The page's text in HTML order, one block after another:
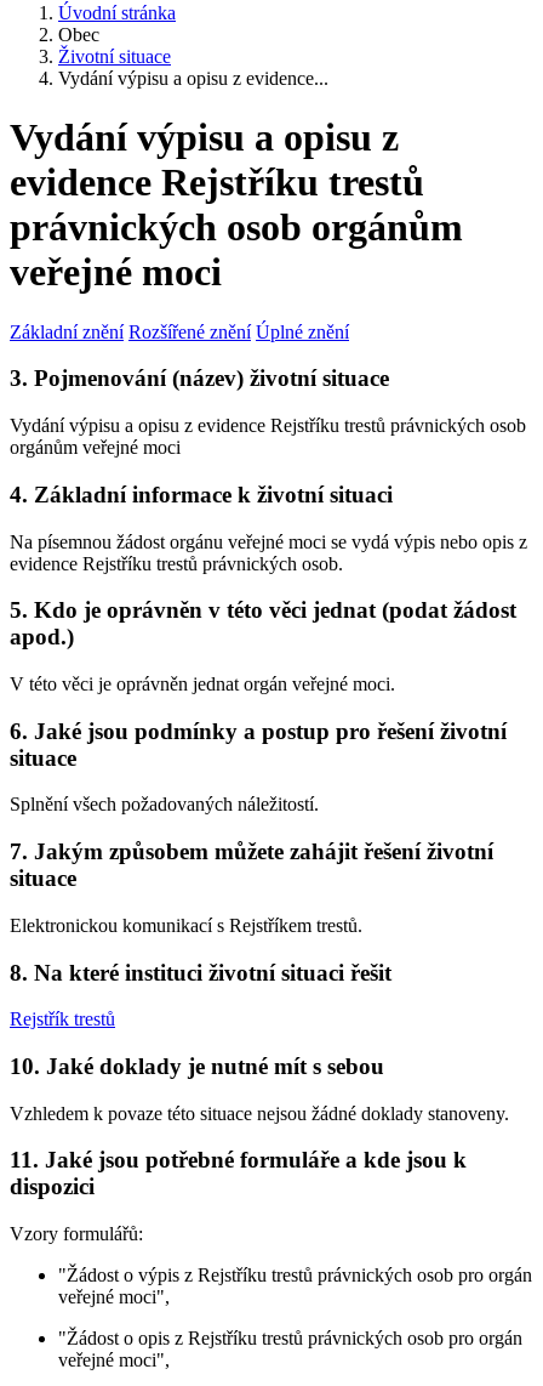
Úvodní stránka
Obec
Životní situace
Vydání výpisu a opisu z evidence...
Vydání výpisu a opisu z
evidence Rejstříku trestů
právnických osob orgánům
veřejné moci
Základní znění Rozšířené znění Úplné znění
3. Pojmenování (název) životní situace
Vydání výpisu a opisu z evidence Rejstříku trestů právnických osob
orgánům veřejné moci
4. Základní informace k životní situaci
Na písemnou žádost orgánu veřejné moci se vydá výpis nebo opis z
evidence Rejstříku trestů právnických osob.
5. Kdo je oprávněn v této věci jednat (podat žádost
apod.)
V této věci je oprávněn jednat orgán veřejné moci.
6. Jaké jsou podmínky a postup pro řešení životní
situace
Splnění všech požadovaných náležitostí.
7. Jakým způsobem můžete zahájit řešení životní
situace
Elektronickou komunikací s Rejstříkem trestů.
8. Na které instituci životní situaci řešit
Rejstřík trestů
10. Jaké doklady je nutné mít s sebou
Vzhledem k povaze této situace nejsou žádné doklady stanoveny.
11. Jaké jsou potřebné formuláře a kde jsou k
dispozici
Vzory formulářů:
"Žádost o výpis z Rejstříku trestů právnických osob pro orgán
veřejné moci",
"Žádost o opis z Rejstříku trestů právnických osob pro orgán
veřejné moci",